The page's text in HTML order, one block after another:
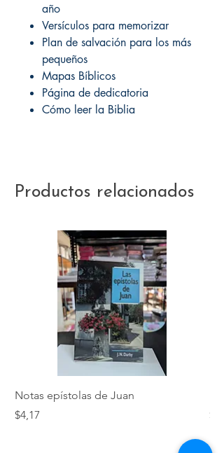
año
Versículos para memorizar
Plan de salvación para los más
pequeños
Mapas Bíblicos
Página de dedicatoria
Cómo leer la Biblia
Productos relacionados
Notas epístolas de Juan
Precio
$4,17